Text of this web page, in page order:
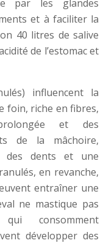
par les glandes
et à faciliter la
40 litres de salive
de l’estomac et
influencent la
foin, riche en fibres,
et des
de la mâchoire,
des dents et une
en revanche,
entraîner une
ne mastique pas
consomment
développer des